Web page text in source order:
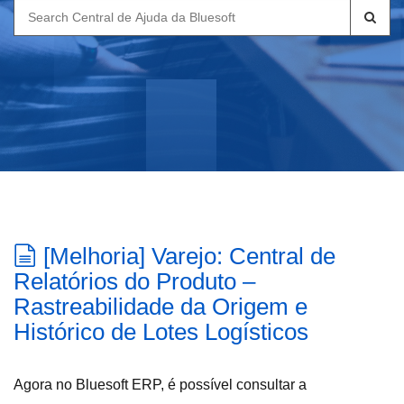
Search
for:
[Melhoria] Varejo: Central de
Relatórios do Produto –
Rastreabilidade da Origem e
Histórico de Lotes Logísticos
Agora no Bluesoft ERP, é possível consultar a